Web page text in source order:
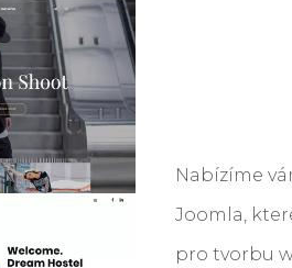
Nabízíme
Joomla,
pro tvorbu